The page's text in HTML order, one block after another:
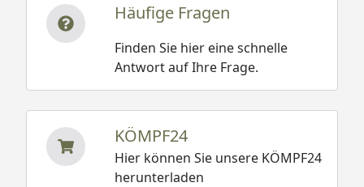
Häufige Fragen
Finden Sie hier eine schnelle
Antwort auf Ihre Frage.
KÖMPF24
Hier können Sie unsere KÖMPF24
herunterladen